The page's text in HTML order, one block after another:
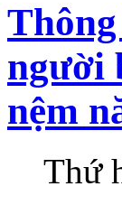
người
nệm
Thứ